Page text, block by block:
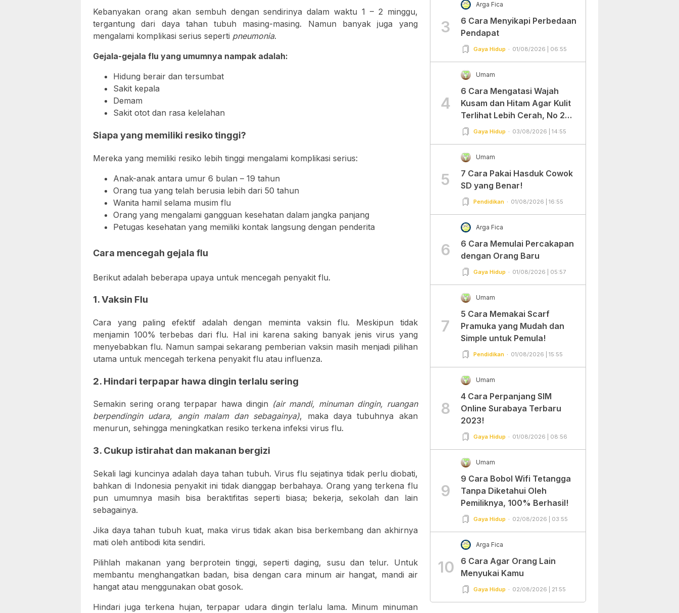
Kebanyakan orang akan sembuh dengan sendirinya dalam waktu 1 – 2 minggu,
tergantung dari daya tahan tubuh masing-masing. Namun banyak juga yang
mengalami komplikasi serius seperti pneumonia.
Gejala-gejala flu yang umumnya nampak adalah:
Hidung berair dan tersumbat
Sakit kepala
Demam
Sakit otot dan rasa kelelahan
Siapa yang memiliki resiko tinggi?
Mereka yang memiliki resiko lebih tinggi mengalami komplikasi serius:
Anak-anak antara umur 6 bulan – 19 tahun
Orang tua yang telah berusia lebih dari 50 tahun
Wanita hamil selama musim flu
Orang yang mengalami gangguan kesehatan dalam jangka panjang
Petugas kesehatan yang memiliki kontak langsung dengan penderita
Cara mencegah gejala flu
Berikut adalah beberapa upaya untuk mencegah penyakit flu.
1. Vaksin Flu
Cara yang paling efektif adalah dengan meminta vaksin flu. Meskipun tidak
menjamin 100% terbebas dari flu. Hal ini karena saking banyak jenis virus yang
menyebabkan flu. Namun sampai sekarang pemberian vaksin masih menjadi pilihan
utama untuk mencegah terkena penyakit flu atau influenza.
2. Hindari terpapar hawa dingin terlalu sering
Semakin sering orang terpapar hawa dingin (air mandi, minuman dingin, ruangan
berpendingin udara, angin malam dan sebagainya), maka daya tubuhnya akan
menurun, sehingga meningkatkan resiko terkena infeksi virus flu.
3. Cukup istirahat dan makanan bergizi
Sekali lagi kuncinya adalah daya tahan tubuh. Virus flu sejatinya tidak perlu diobati,
bahkan di Indonesia penyakit ini tidak dianggap berbahaya. Orang yang terkena flu
pun umumnya masih bisa beraktifitas seperti biasa; bekerja, sekolah dan lain
sebagainya.
Jika daya tahan tubuh kuat, maka virus tidak akan bisa berkembang dan akhirnya
mati oleh antibodi kita sendiri.
Pilihlah makanan yang berprotein tinggi, seperti daging, susu dan telur. Untuk
membantu menghangatkan badan, bisa dengan cara minum air hangat, mandi air
hangat atau menggunakan obat gosok.
Hindari juga terkena hujan, terpapar udara dingin terlalu lama. Minum minuman
3
Arga Fica
6 Cara Menyikapi Perbedaan
Pendapat
Gaya Hidup 01/08/2026 | 06:55
4
Umam
6 Cara Mengatasi Wajah
Kusam dan Hitam Agar Kulit
Terlihat Lebih Cerah, No 2
Gampang Banget dan Mudah
Gaya Hidup 03/08/2026 | 14:55
5
Umam
7 Cara Pakai Hasduk Cowok
SD yang Benar!
Pendidikan 01/08/2026 | 16:55
6
Arga Fica
6 Cara Memulai Percakapan
dengan Orang Baru
Gaya Hidup 01/08/2026 | 05:57
7
Umam
5 Cara Memakai Scarf
Pramuka yang Mudah dan
Simple untuk Pemula!
Pendidikan 01/08/2026 | 15:55
8
Umam
4 Cara Perpanjang SIM
Online Surabaya Terbaru
2023!
Gaya Hidup 01/08/2026 | 08:56
9
Umam
9 Cara Bobol Wifi Tetangga
Tanpa Diketahui Oleh
Pemiliknya, 100% Berhasil!
Gaya Hidup 02/08/2026 | 03:55
10
Arga Fica
6 Cara Agar Orang Lain
Menyukai Kamu
Gaya Hidup 02/08/2026 | 21:55